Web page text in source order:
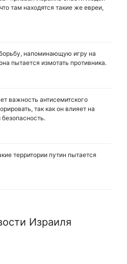
там находятся такие же евреи,
напоминающую игру на
пытается измотать противника.
важность антисемитского
так как он влияет на
территории путин пытается
Израиля